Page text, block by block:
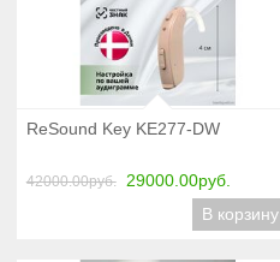
Подробнее
ReSound Key KE277-DW
42000.00руб.
29000.00руб.
В корзину